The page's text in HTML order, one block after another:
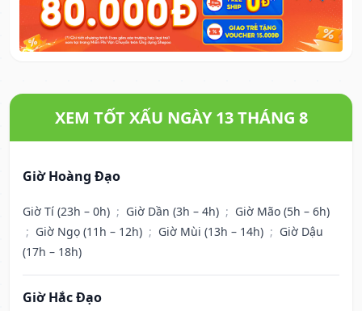
XEM TỐT XẤU NGÀY 13 THÁNG 8
Giờ Hoàng Đạo
Giờ Tí (23h – 0h) ; Giờ Dần (3h – 4h) ; Giờ Mão (5h – 6h)
; Giờ Ngọ (11h – 12h) ; Giờ Mùi (13h – 14h) ; Giờ Dậu
(17h – 18h)
Giờ Hắc Đạo